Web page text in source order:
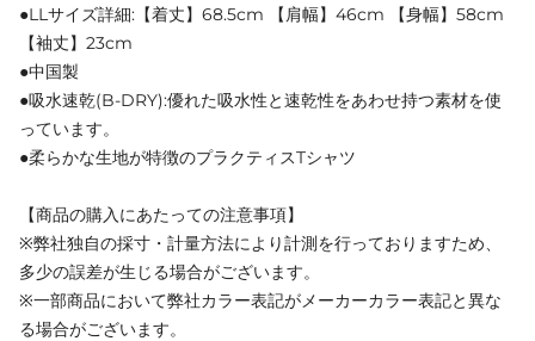
●LLサイズ詳細:【着丈】68.5cm 【肩幅】46cm 【身幅】58cm
【袖丈】23cm
●中国製
●吸水速乾(B-DRY):優れた吸水性と速乾性をあわせ持つ素材を使
っています。
●柔らかな生地が特徴のプラクティスTシャツ
【商品の購入にあたっての注意事項】
※弊社独自の採寸・計量方法により計測を行っておりますため、
多少の誤差が生じる場合がございます。
※一部商品において弊社カラー表記がメーカーカラー表記と異な
る場合がございます。